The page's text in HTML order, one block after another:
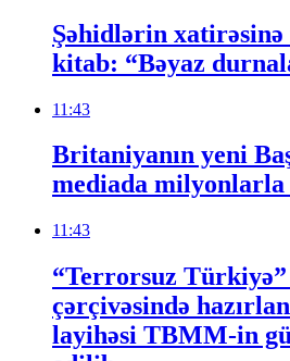
Şəhidlərin
kitab: “Bəyaz
11:43
Britaniyanın yeni
mediada milyonlarla
11:43
“Terrorsuz Türkiyə”
çərçivəsində
layihəsi TBMM-in